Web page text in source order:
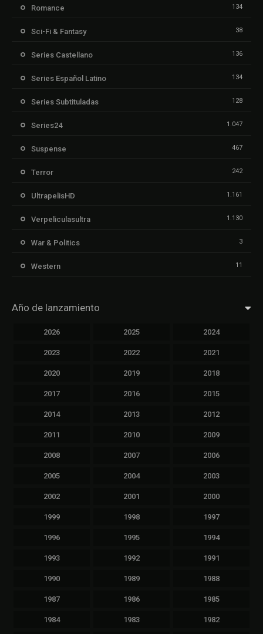
Romance 134
Sci-Fi & Fantasy 38
Series Castellano 136
Series Español Latino 134
Series Subtituladas 128
Series24 1.047
Suspense 467
Terror 242
UltrapelisHD 1.161
Verpeliculasultra 1.130
War & Politics 3
Western 11
Año de lanzamiento
2026 2025 2024
2023 2022 2021
2020 2019 2018
2017 2016 2015
2014 2013 2012
2011 2010 2009
2008 2007 2006
2005 2004 2003
2002 2001 2000
1999 1998 1997
1996 1995 1994
1993 1992 1991
1990 1989 1988
1987 1986 1985
1984 1983 1982